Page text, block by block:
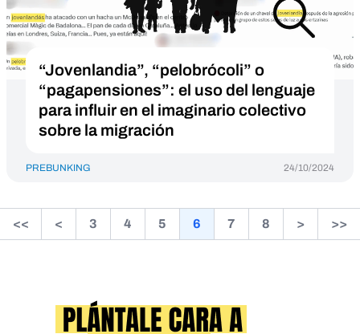
“Jovenlandia”, “pelobrócoli” o
“pagapensiones”: el uso del lenguaje
para influir en el imaginario colectivo
sobre la migración
PREBUNKING 24/10/2024
<< < 3 4 5 6 7 8 > >>